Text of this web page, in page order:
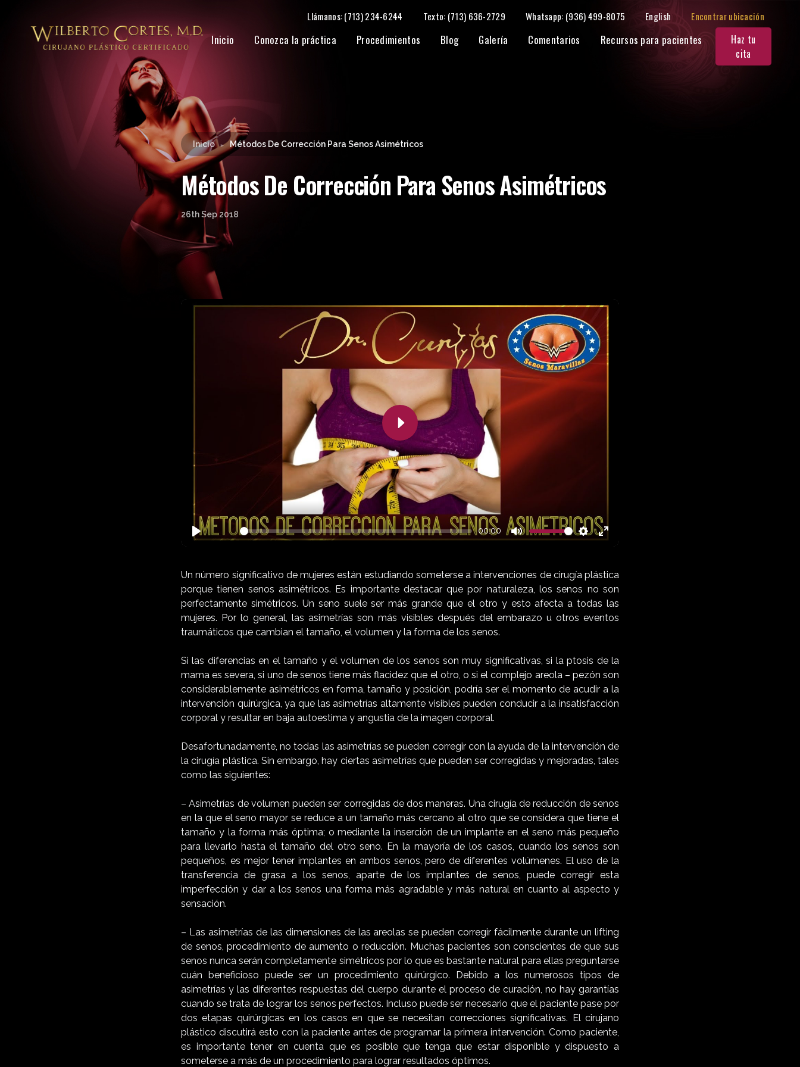
Llámanos: (713) 234-6244 Texto: (713) 636-2729 Whatsapp: (936) 499-8075 English Encontrar ubicación
Inicio Conozca la práctica Procedimientos Blog Galería Comentarios Recursos para pacientes
Haz tu
cita
Inicio ► Métodos De Corrección Para Senos Asimétricos
Métodos De Corrección Para Senos Asimétricos
26th Sep 2018
Play
00:00
Play
Un número significativo de mujeres están estudiando someterse a intervenciones de cirugía plástica
porque tienen senos asimétricos. Es importante destacar que por naturaleza, los senos no son
perfectamente simétricos. Un seno suele ser más grande que el otro y esto afecta a todas las
mujeres. Por lo general, las asimetrías son más visibles después del embarazo u otros eventos
traumáticos que cambian el tamaño, el volumen y la forma de los senos.
Si las diferencias en el tamaño y el volumen de los senos son muy significativas, si la ptosis de la
mama es severa, si uno de senos tiene más flacidez que el otro, o si el complejo areola – pezón son
considerablemente asimétricos en forma, tamaño y posición, podría ser el momento de acudir a la
intervención quirúrgica, ya que las asimetrías altamente visibles pueden conducir a la insatisfacción
corporal y resultar en baja autoestima y angustia de la imagen corporal.
Desafortunadamente, no todas las asimetrías se pueden corregir con la ayuda de la intervención de
la cirugía plástica. Sin embargo, hay ciertas asimetrías que pueden ser corregidas y mejoradas, tales
como las siguientes:
– Asimetrías de volumen pueden ser corregidas de dos maneras. Una cirugía de reducción de senos
en la que el seno mayor se reduce a un tamaño más cercano al otro que se considera que tiene el
tamaño y la forma más óptima; o mediante la inserción de un implante en el seno más pequeño
para llevarlo hasta el tamaño del otro seno. En la mayoría de los casos, cuando los senos son
pequeños, es mejor tener implantes en ambos senos, pero de diferentes volúmenes. El uso de la
transferencia de grasa a los senos, aparte de los implantes de senos, puede corregir esta
imperfección y dar a los senos una forma más agradable y más natural en cuanto al aspecto y
sensación.
– Las asimetrías de las dimensiones de las areolas se pueden corregir fácilmente durante un lifting
de senos, procedimiento de aumento o reducción. Muchas pacientes son conscientes de que sus
senos nunca serán completamente simétricos por lo que es bastante natural para ellas preguntarse
cuán beneficioso puede ser un procedimiento quirúrgico. Debido a los numerosos tipos de
asimetrías y las diferentes respuestas del cuerpo durante el proceso de curación, no hay garantías
cuando se trata de lograr los senos perfectos. Incluso puede ser necesario que el paciente pase por
dos etapas quirúrgicas en los casos en que se necesitan correcciones significativas. El cirujano
plástico discutirá esto con la paciente antes de programar la primera intervención. Como paciente,
es importante tener en cuenta que es posible que tenga que estar disponible y dispuesto a
someterse a más de un procedimiento para lograr resultados óptimos.